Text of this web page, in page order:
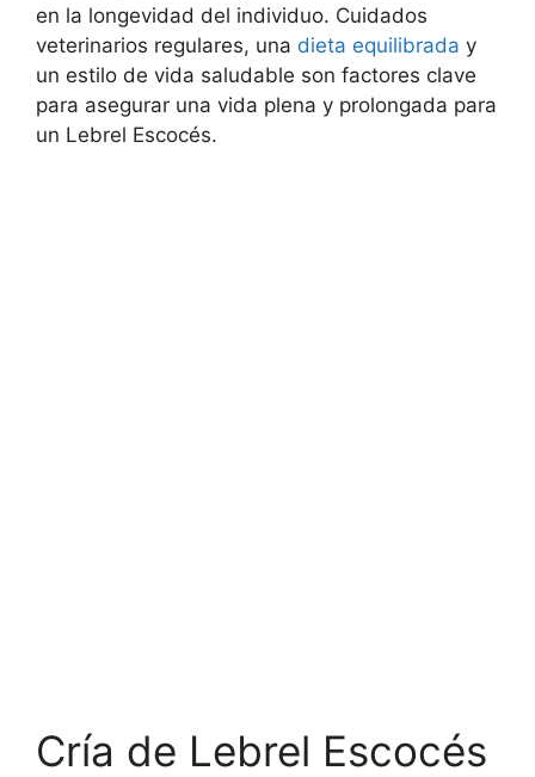
en la longevidad del individuo. Cuidados
veterinarios regulares, una dieta equilibrada y
un estilo de vida saludable son factores clave
para asegurar una vida plena y prolongada para
un Lebrel Escocés.
Cría de Lebrel Escocés